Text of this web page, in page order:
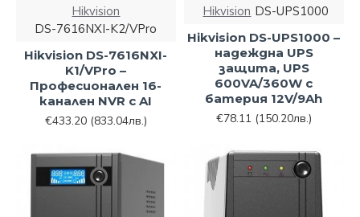
Hikvision
DS-7616NXI-K2/VPro
Hikvision DS-7616NXI-
K1/VPro –
Професионален 16-
канален NVR с AI
€433.20 (833.04лв.)
Hikvision DS-UPS1000
Hikvision DS-UPS1000 –
надеждна UPS
защита, UPS
600VA/360W с
батерия 12V/9Ah
€78.11 (150.20лв.)